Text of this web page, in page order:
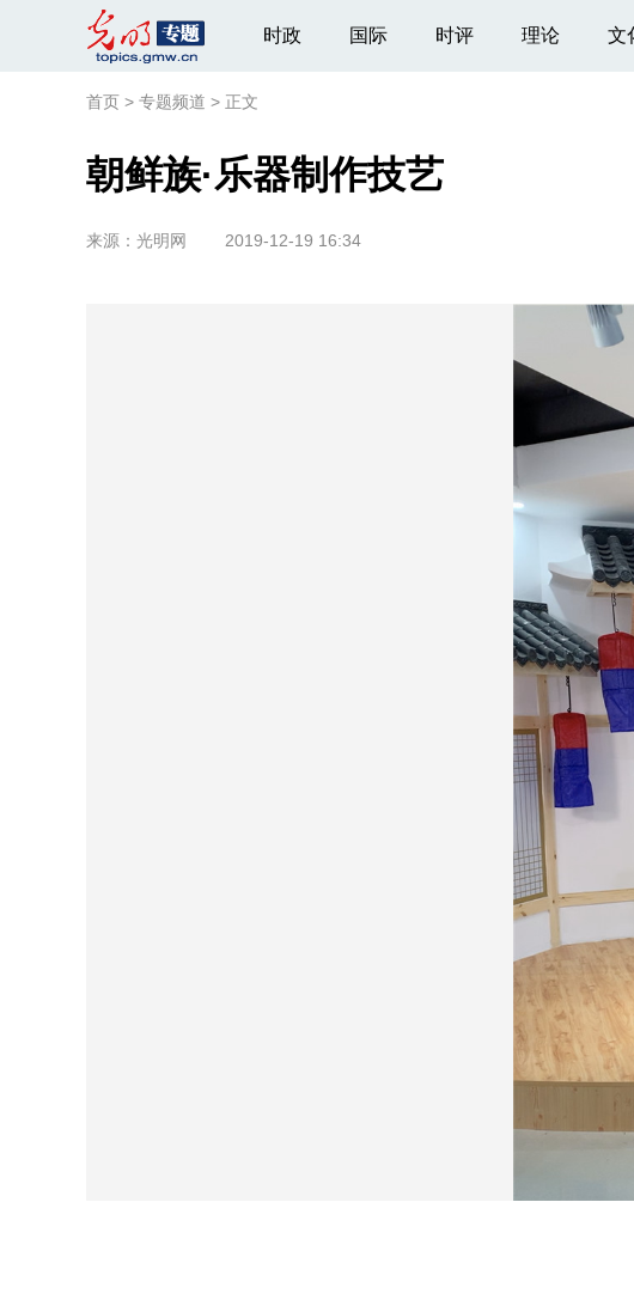
时政 国际 时评 理论 文
首页 > 专题频道 > 正文
朝鲜族·乐器制作技艺
来源： 光明网 2019-12-19 16:34